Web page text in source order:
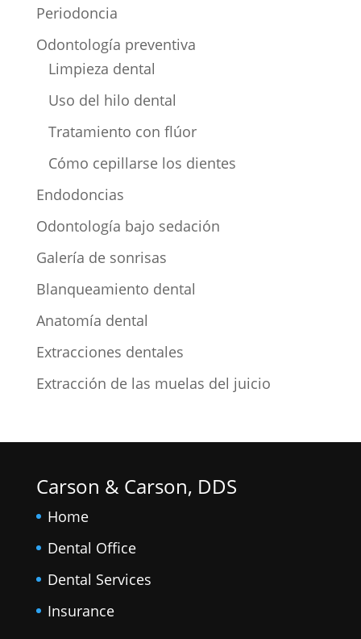
Periodoncia
Odontología preventiva
Limpieza dental
Uso del hilo dental
Tratamiento con flúor
Cómo cepillarse los dientes
Endodoncias
Odontología bajo sedación
Galería de sonrisas
Blanqueamiento dental
Anatomía dental
Extracciones dentales
Extracción de las muelas del juicio
Carson & Carson, DDS
Home
Dental Office
Dental Services
Insurance